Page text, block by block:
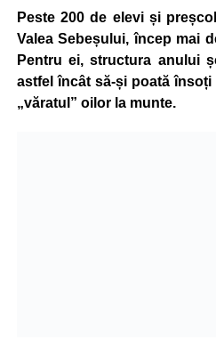
Peste 200 de elevi și
Valea Sebeșului, încep mai
Pentru ei, structura anului
astfel încât să-și poată
„văratul” oilor la munte.